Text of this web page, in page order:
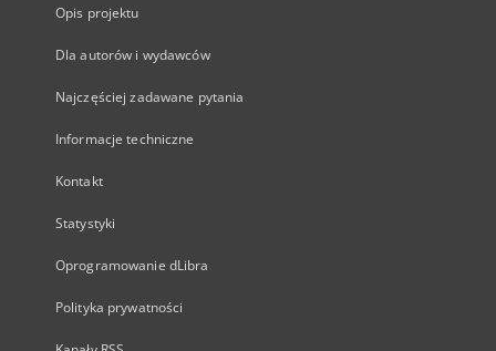
Opis projektu
Dla autorów i wydawców
Najczęściej zadawane pytania
Informacje techniczne
Kontakt
Statystyki
Oprogramowanie dLibra
Polityka prywatności